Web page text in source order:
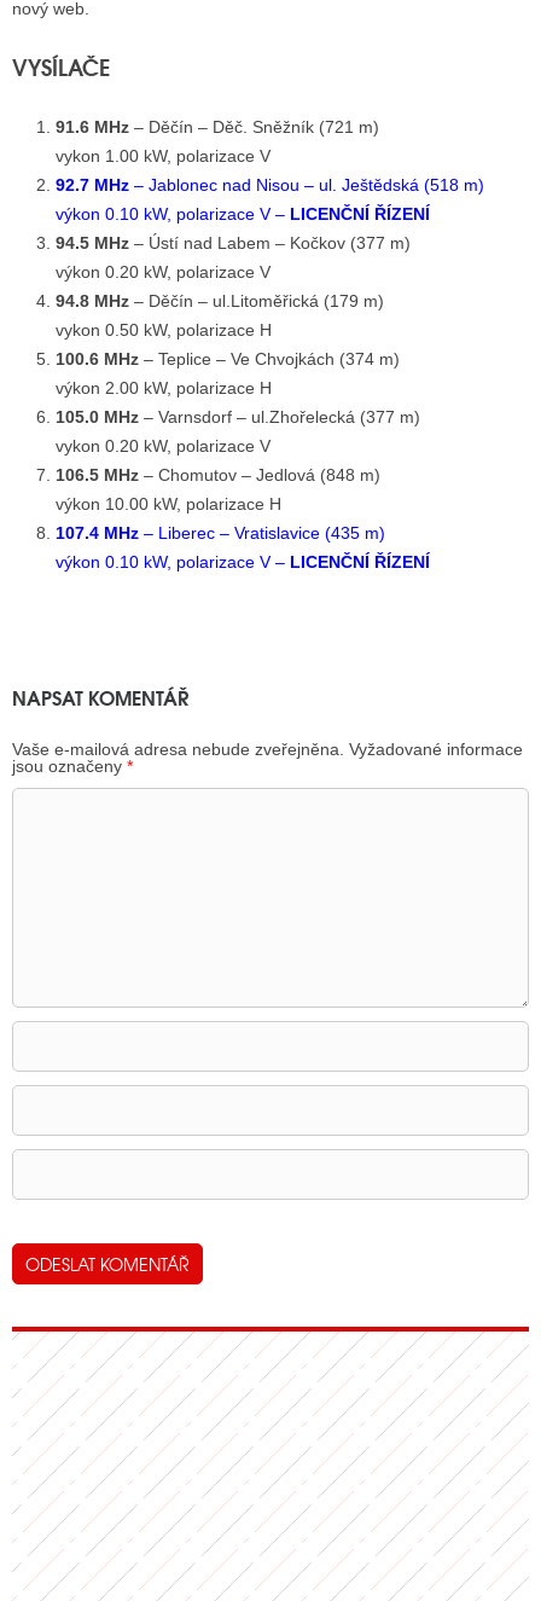
nový web.
VYSÍLAČE
91.6 MHz – Děčín – Děč. Sněžník (721 m)
vykon 1.00 kW, polarizace V
92.7 MHz – Jablonec nad Nisou – ul. Ještědská (518 m)
výkon 0.10 kW, polarizace V – LICENČNÍ ŘÍZENÍ
94.5 MHz – Ústí nad Labem – Kočkov (377 m)
výkon 0.20 kW, polarizace V
94.8 MHz – Děčín – ul.Litoměřická (179 m)
vykon 0.50 kW, polarizace H
100.6 MHz – Teplice – Ve Chvojkách (374 m)
výkon 2.00 kW, polarizace H
105.0 MHz – Varnsdorf – ul.Zhořelecká (377 m)
vykon 0.20 kW, polarizace V
106.5 MHz – Chomutov – Jedlová (848 m)
výkon 10.00 kW, polarizace H
107.4 MHz – Liberec – Vratislavice (435 m)
výkon 0.10 kW, polarizace V – LICENČNÍ ŘÍZENÍ
NAPSAT KOMENTÁŘ
Vaše e-mailová adresa nebude zveřejněna. Vyžadované informace
jsou označeny *